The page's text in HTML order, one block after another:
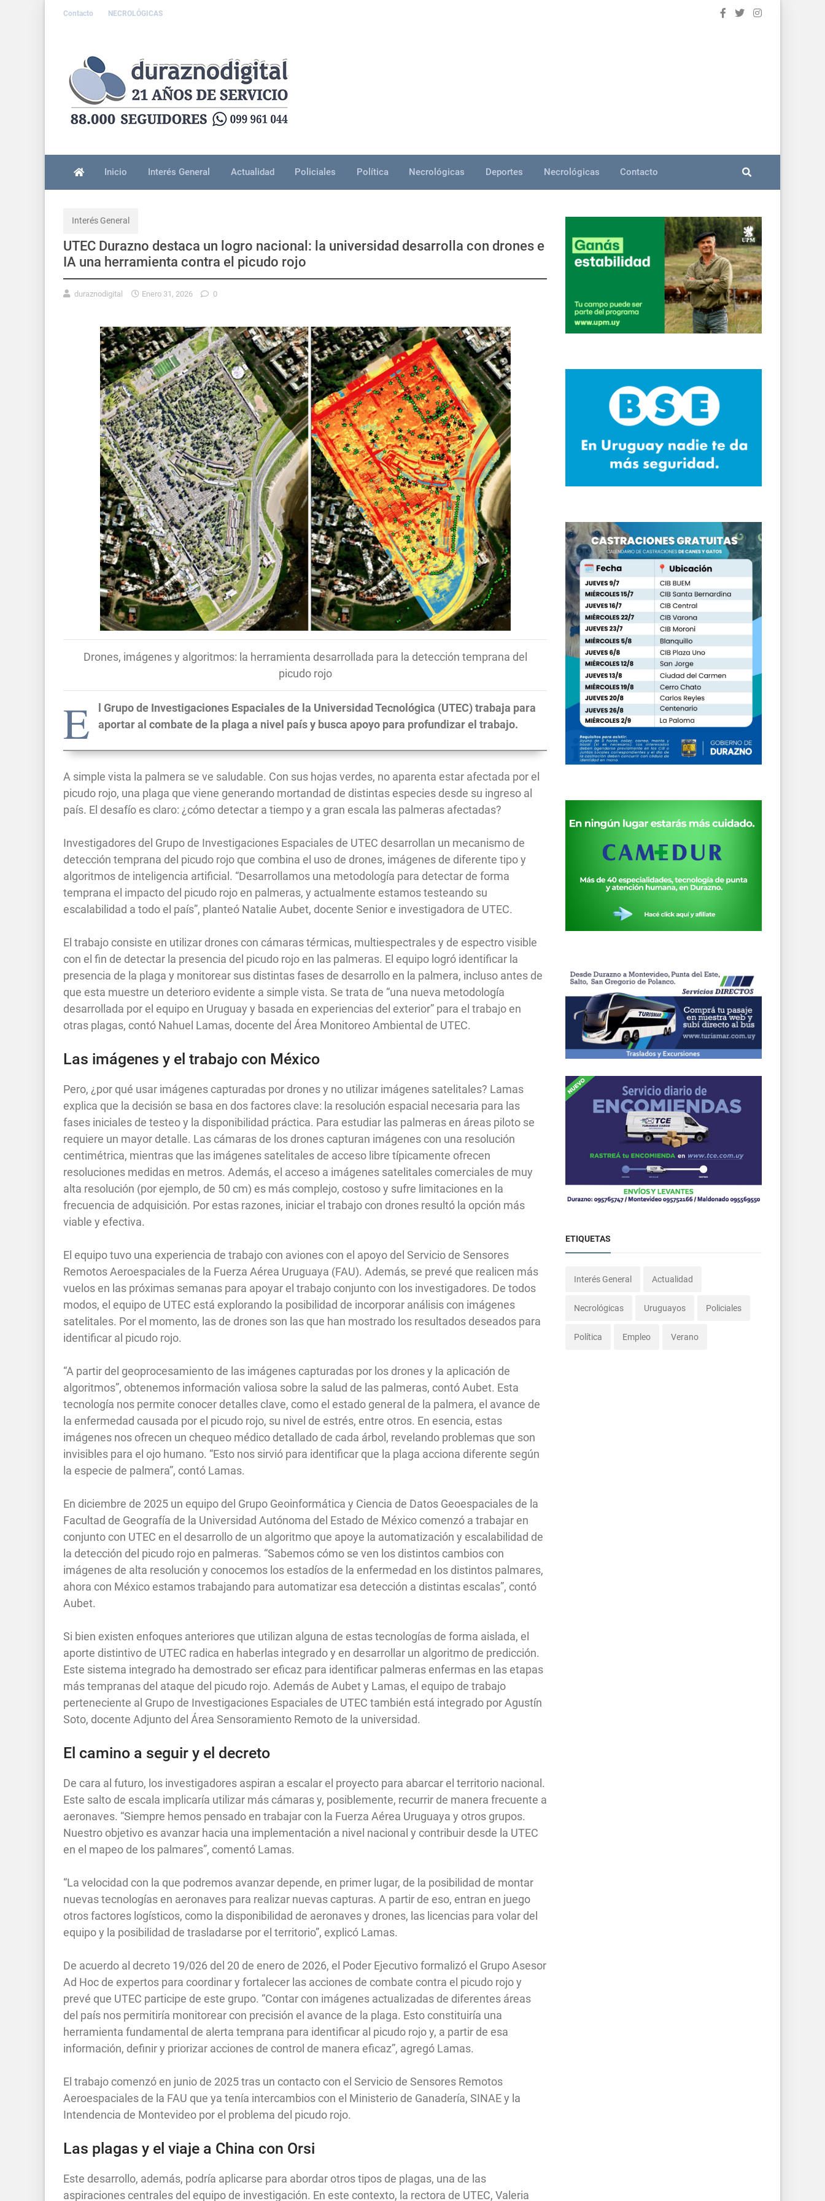
Contacto NECROLÓGICAS
Inicio Interés General Actualidad Policiales Política Necrológicas Deportes Necrológicas Contacto
Interés General
UTEC Durazno destaca un logro nacional: la universidad desarrolla con drones e
IA una herramienta contra el picudo rojo
duraznodigital Enero 31, 2026 0
Drones, imágenes y algoritmos: la herramienta desarrollada para la detección temprana del
picudo rojo
E
l Grupo de Investigaciones Espaciales de la Universidad Tecnológica (UTEC) trabaja para
aportar al combate de la plaga a nivel país y busca apoyo para profundizar el trabajo.
A simple vista la palmera se ve saludable. Con sus hojas verdes, no aparenta estar afectada por el
picudo rojo, una plaga que viene generando mortandad de distintas especies desde su ingreso al
país. El desafío es claro: ¿cómo detectar a tiempo y a gran escala las palmeras afectadas?
Investigadores del Grupo de Investigaciones Espaciales de UTEC desarrollan un mecanismo de
detección temprana del picudo rojo que combina el uso de drones, imágenes de diferente tipo y
algoritmos de inteligencia artificial. “Desarrollamos una metodología para detectar de forma
temprana el impacto del picudo rojo en palmeras, y actualmente estamos testeando su
escalabilidad a todo el país”, planteó Natalie Aubet, docente Senior e investigadora de UTEC.
El trabajo consiste en utilizar drones con cámaras térmicas, multiespectrales y de espectro visible
con el fin de detectar la presencia del picudo rojo en las palmeras. El equipo logró identificar la
presencia de la plaga y monitorear sus distintas fases de desarrollo en la palmera, incluso antes de
que esta muestre un deterioro evidente a simple vista. Se trata de “una nueva metodología
desarrollada por el equipo en Uruguay y basada en experiencias del exterior” para el trabajo en
otras plagas, contó Nahuel Lamas, docente del Área Monitoreo Ambiental de UTEC.
Las imágenes y el trabajo con México
Pero, ¿por qué usar imágenes capturadas por drones y no utilizar imágenes satelitales? Lamas
explica que la decisión se basa en dos factores clave: la resolución espacial necesaria para las
fases iniciales de testeo y la disponibilidad práctica. Para estudiar las palmeras en áreas piloto se
requiere un mayor detalle. Las cámaras de los drones capturan imágenes con una resolución
centimétrica, mientras que las imágenes satelitales de acceso libre típicamente ofrecen
resoluciones medidas en metros. Además, el acceso a imágenes satelitales comerciales de muy
alta resolución (por ejemplo, de 50 cm) es más complejo, costoso y sufre limitaciones en la
frecuencia de adquisición. Por estas razones, iniciar el trabajo con drones resultó la opción más
viable y efectiva.
El equipo tuvo una experiencia de trabajo con aviones con el apoyo del Servicio de Sensores
Remotos Aeroespaciales de la Fuerza Aérea Uruguaya (FAU). Además, se prevé que realicen más
vuelos en las próximas semanas para apoyar el trabajo conjunto con los investigadores. De todos
modos, el equipo de UTEC está explorando la posibilidad de incorporar análisis con imágenes
satelitales. Por el momento, las de drones son las que han mostrado los resultados deseados para
identificar al picudo rojo.
“A partir del geoprocesamiento de las imágenes capturadas por los drones y la aplicación de
algoritmos”, obtenemos información valiosa sobre la salud de las palmeras, contó Aubet. Esta
tecnología nos permite conocer detalles clave, como el estado general de la palmera, el avance de
la enfermedad causada por el picudo rojo, su nivel de estrés, entre otros. En esencia, estas
imágenes nos ofrecen un chequeo médico detallado de cada árbol, revelando problemas que son
invisibles para el ojo humano. “Esto nos sirvió para identificar que la plaga acciona diferente según
la especie de palmera”, contó Lamas.
En diciembre de 2025 un equipo del Grupo Geoinformática y Ciencia de Datos Geoespaciales de la
Facultad de Geografía de la Universidad Autónoma del Estado de México comenzó a trabajar en
conjunto con UTEC en el desarrollo de un algoritmo que apoye la automatización y escalabilidad de
la detección del picudo rojo en palmeras. “Sabemos cómo se ven los distintos cambios con
imágenes de alta resolución y conocemos los estadíos de la enfermedad en los distintos palmares,
ahora con México estamos trabajando para automatizar esa detección a distintas escalas”, contó
Aubet.
Si bien existen enfoques anteriores que utilizan alguna de estas tecnologías de forma aislada, el
aporte distintivo de UTEC radica en haberlas integrado y en desarrollar un algoritmo de predicción.
Este sistema integrado ha demostrado ser eficaz para identificar palmeras enfermas en las etapas
más tempranas del ataque del picudo rojo. Además de Aubet y Lamas, el equipo de trabajo
perteneciente al Grupo de Investigaciones Espaciales de UTEC también está integrado por Agustín
Soto, docente Adjunto del Área Sensoramiento Remoto de la universidad.
El camino a seguir y el decreto
De cara al futuro, los investigadores aspiran a escalar el proyecto para abarcar el territorio nacional.
Este salto de escala implicaría utilizar más cámaras y, posiblemente, recurrir de manera frecuente a
aeronaves. “Siempre hemos pensado en trabajar con la Fuerza Aérea Uruguaya y otros grupos.
Nuestro objetivo es avanzar hacia una implementación a nivel nacional y contribuir desde la UTEC
en el mapeo de los palmares”, comentó Lamas.
“La velocidad con la que podremos avanzar depende, en primer lugar, de la posibilidad de montar
nuevas tecnologías en aeronaves para realizar nuevas capturas. A partir de eso, entran en juego
otros factores logísticos, como la disponibilidad de aeronaves y drones, las licencias para volar del
equipo y la posibilidad de trasladarse por el territorio”, explicó Lamas.
De acuerdo al decreto 19/026 del 20 de enero de 2026, el Poder Ejecutivo formalizó el Grupo Asesor
Ad Hoc de expertos para coordinar y fortalecer las acciones de combate contra el picudo rojo y
prevé que UTEC participe de este grupo. “Contar con imágenes actualizadas de diferentes áreas
del país nos permitiría monitorear con precisión el avance de la plaga. Esto constituiría una
herramienta fundamental de alerta temprana para identificar al picudo rojo y, a partir de esa
información, definir y priorizar acciones de control de manera eficaz”, agregó Lamas.
El trabajo comenzó en junio de 2025 tras un contacto con el Servicio de Sensores Remotos
Aeroespaciales de la FAU que ya tenía intercambios con el Ministerio de Ganadería, SINAE y la
Intendencia de Montevideo por el problema del picudo rojo.
Las plagas y el viaje a China con Orsi
Este desarrollo, además, podría aplicarse para abordar otros tipos de plagas, una de las
aspiraciones centrales del equipo de investigación. En este contexto, la rectora de UTEC, Valeria
ETIQUETAS
Interés General Actualidad
Necrológicas Uruguayos Policiales
Política Empleo Verano